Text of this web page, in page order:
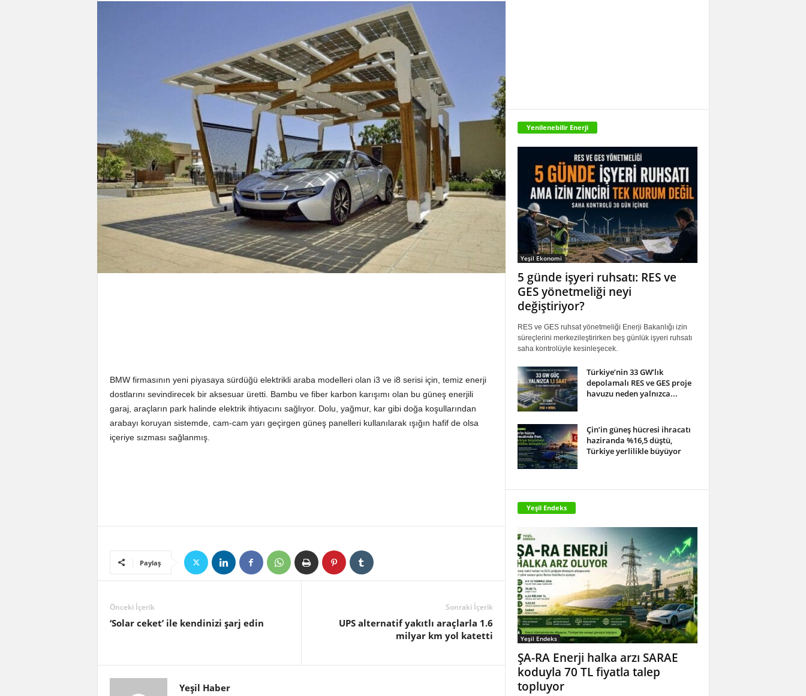
BMW firmasının yeni piyasaya sürdüğü elektrikli araba modelleri olan i3 ve i8 serisi için, temiz enerji
dostlarını sevindirecek bir aksesuar üretti. Bambu ve fiber karbon karışımı olan bu güneş enerjili
garaj, araçların park halinde elektrik ihtiyacını sağlıyor. Dolu, yağmur, kar gibi doğa koşullarından
arabayı koruyan sistemde, cam-cam yarı geçirgen güneş panelleri kullanılarak ışığın hafif de olsa
içeriye sızması sağlanmış.
Paylaş
Önceki İçerik
‘Solar ceket’ ile kendinizi şarj edin
Sonraki İçerik
UPS alternatif yakıtlı araçlarla 1.6
milyar km yol katetti
Yeşil Haber
Yenilenebilir Enerji
Yeşil Ekonomi
5 günde işyeri ruhsatı: RES ve
GES yönetmeliği neyi
değiştiriyor?
RES ve GES ruhsat yönetmeliği Enerji Bakanlığı izin
süreçlerini merkezileştirirken beş günlük işyeri ruhsatı
saha kontrolüyle kesinleşecek.
Türkiye’nin 33 GW’lık
depolamalı RES ve GES proje
havuzu neden yalnızca...
Çin’in güneş hücresi ihracatı
haziranda %16,5 düştü,
Türkiye yerlilikle büyüyor
Yeşil Endeks
Yeşil Endeks
ŞA-RA Enerji halka arzı SARAE
koduyla 70 TL fiyatla talep
topluyor